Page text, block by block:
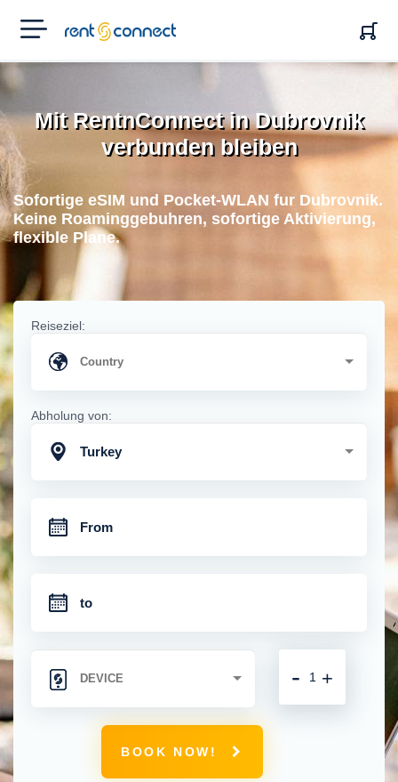
RENT'N
CONNECT
Mit RentnConnect in Dubrovnik
verbunden bleiben
Sofortige eSIM und Pocket-WLAN fur Dubrovnik.
Keine Roaminggebuhren, sofortige Aktivierung,
flexible Plane.
Reiseziel:
Abholung von:
Turkey
+
-
BOOK NOW!